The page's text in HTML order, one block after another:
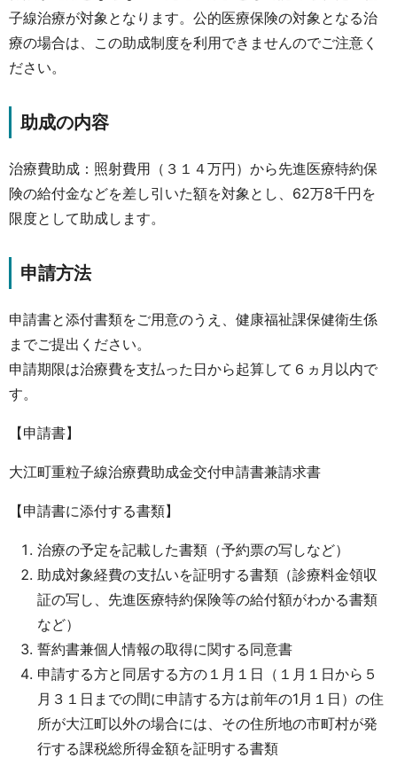
子線治療が対象となります。公的医療保険の対象となる治
療の場合は、この助成制度を利用できませんのでご注意く
ださい。
助成の内容
治療費助成：照射費用（３１４万円）から先進医療特約保
険の給付金などを差し引いた額を対象とし、62万8千円を
限度として助成します。
申請方法
申請書と添付書類をご用意のうえ、健康福祉課保健衛生係
までご提出ください。
申請期限は治療費を支払った日から起算して６ヵ月以内で
す。
【申請書】
大江町重粒子線治療費助成金交付申請書兼請求書
【申請書に添付する書類】
治療の予定を記載した書類（予約票の写しなど）
助成対象経費の支払いを証明する書類（診療料金領収
証の写し、先進医療特約保険等の給付額がわかる書類
など）
誓約書兼個人情報の取得に関する同意書
申請する方と同居する方の１月１日（１月１日から５
月３１日までの間に申請する方は前年の1月１日）の住
所が大江町以外の場合には、その住所地の市町村が発
行する課税総所得金額を証明する書類